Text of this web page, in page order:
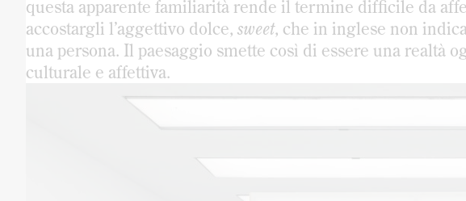
questa apparente familiarità rende il termine difficile da
accostargli l’aggettivo dolce, sweet, che in inglese non
una persona. Il paesaggio smette così di essere una realtà
culturale e affettiva.